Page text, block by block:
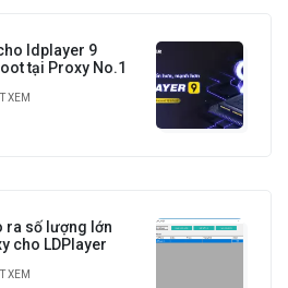
ldplayer 9
tại Proxy No.1
XEM
ra số lượng lớn
cho LDPlayer
XEM